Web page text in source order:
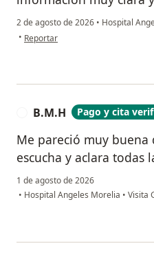
2 de agosto de 2026 • Hospital
• en opinión del usuario Mabel
Reportar
B.M.H Pago y cita
Me pareció muy
escucha y aclara todas
1 de agosto de 2026
• Hospital Angeles Morelia • Visita